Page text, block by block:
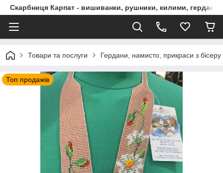
Скарбниця Карпат - вишиванки, рушники, килими, гердани,
Товари та послуги Гердани, намисто, прикраси з бісеру
Топ продажів